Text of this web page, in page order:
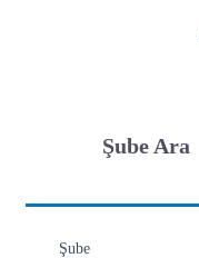
Şube Ara
Şube